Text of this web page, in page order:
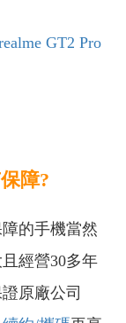
GT2 Pro
障?
的手機當然
經營30多年
原廠公司